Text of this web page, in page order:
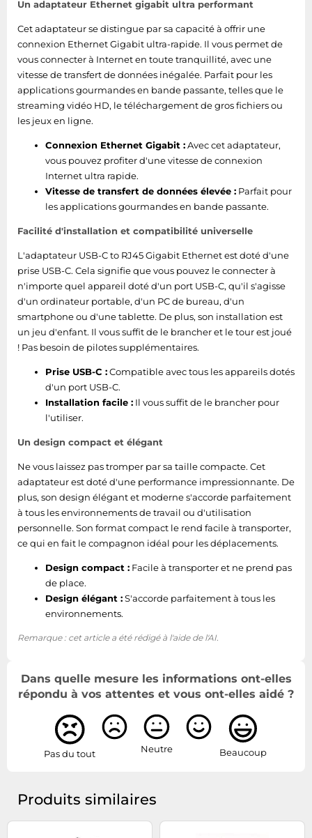
Un adaptateur Ethernet gigabit ultra performant
Cet adaptateur se distingue par sa capacité à offrir une
connexion Ethernet Gigabit ultra-rapide. Il vous permet de
vous connecter à Internet en toute tranquillité, avec une
vitesse de transfert de données inégalée. Parfait pour les
applications gourmandes en bande passante, telles que le
streaming vidéo HD, le téléchargement de gros fichiers ou
les jeux en ligne.
Connexion Ethernet Gigabit :Avec cet adaptateur,
vous pouvez profiter d'une vitesse de connexion
Internet ultra rapide.
Vitesse de transfert de données élevée : Parfait pour
les applications gourmandes en bande passante.
Facilité d'installation et compatibilité universelle
L'adaptateur USB-C to RJ45 Gigabit Ethernet est doté d'une
prise USB-C. Cela signifie que vous pouvez le connecter à
n'importe quel appareil doté d'un port USB-C, qu'il s'agisse
d'un ordinateur portable, d'un PC de bureau, d'un
smartphone ou d'une tablette. De plus, son installation est
un jeu d'enfant. Il vous suffit de le brancher et le tour est joué
! Pas besoin de pilotes supplémentaires.
Prise USB-C :Compatible avec tous les appareils dotés
d'un port USB-C.
Installation facile : Il vous suffit de le brancher pour
l'utiliser.
Un design compact et élégant
Ne vous laissez pas tromper par sa taille compacte. Cet
adaptateur est doté d'une performance impressionnante. De
plus, son design élégant et moderne s'accorde parfaitement
à tous les environnements de travail ou d'utilisation
personnelle. Son format compact le rend facile à transporter,
ce qui en fait le compagnon idéal pour les déplacements.
Design compact : Facile à transporter et ne prend pas
de place.
Design élégant :S'accorde parfaitement à tous les
environnements.
Remarque : cet article a été rédigé à l'aide de l'AI.
Dans quelle mesure les informations ont-elles
répondu à vos attentes et vous ont-elles aidé ?
Pas du tout Neutre Beaucoup
Produits similaires